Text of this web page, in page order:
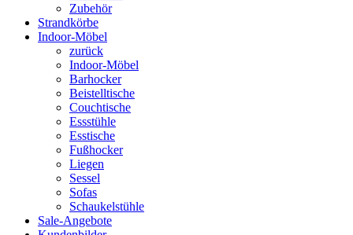
Zubehör
Strandkörbe
Indoor-Möbel
zurück
Indoor-Möbel
Barhocker
Beistelltische
Couchtische
Essstühle
Esstische
Fußhocker
Liegen
Sessel
Sofas
Schaukelstühle
Sale-Angebote